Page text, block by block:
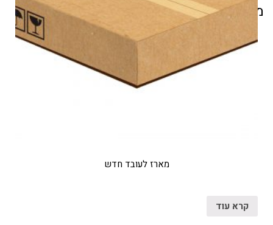
מוצרים קשורים
מארז לעובד חדש
קרא עוד